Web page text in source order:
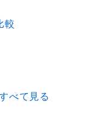
較
べて見る